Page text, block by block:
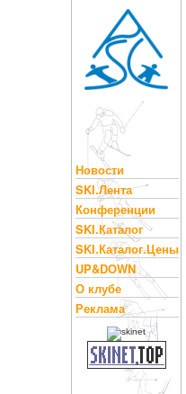
Новости
SKI.Лента
Конференции
SKI.Каталог
SKI.Каталог.Цены
UP&DOWN
О клубе
Реклама